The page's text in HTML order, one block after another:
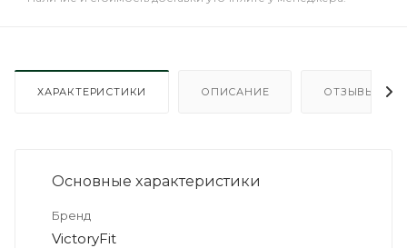
ХАРАКТЕРИСТИКИ ОПИСАНИЕ ОТЗЫВЫ
Основные xарактеристики
Бренд
VictoryFit